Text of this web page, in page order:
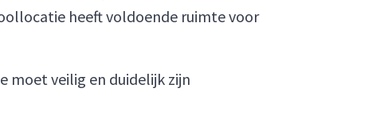
heeft voldoende ruimte voor
moet veilig en duidelijk zijn